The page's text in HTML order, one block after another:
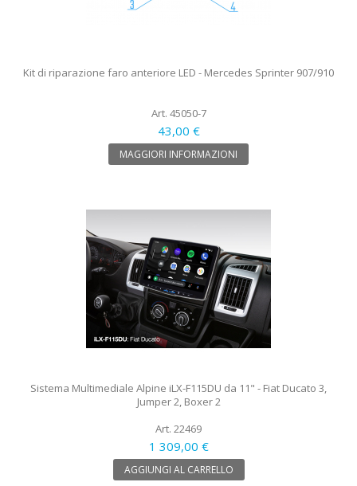
Kit di riparazione faro anteriore LED - Mercedes Sprinter 907/910
Art. 45050-7
43,00 €
MAGGIORI INFORMAZIONI
Sistema Multimediale Alpine iLX-F115DU da 11" - Fiat Ducato 3,
Jumper 2, Boxer 2
Art. 22469
1 309,00 €
AGGIUNGI AL CARRELLO